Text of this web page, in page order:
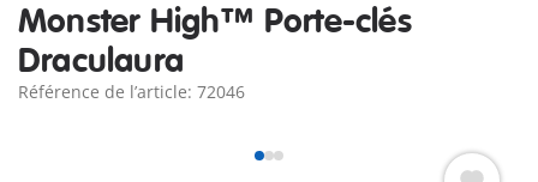
Monster High™ Porte-clés
Draculaura
Référence de l’article: 72046